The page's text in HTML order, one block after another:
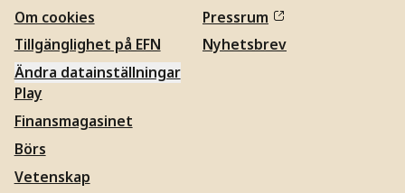
Om cookies
Tillgänglighet på EFN
Ändra datainställningar
Pressrum
Nyhetsbrev
Play
Finansmagasinet
Börs
Vetenskap